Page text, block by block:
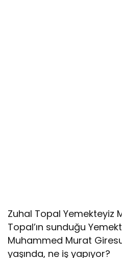
Zuhal Topal Yemekteyiz
Topal’ın sunduğu
Muhammed Murat
yaşında, ne iş yapıyor?